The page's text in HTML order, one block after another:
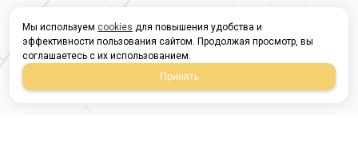
Мы используем cookies для повышения удобства и
эффективности пользования сайтом. Продолжая просмотр, вы
соглашаетесь с их использованием.
Принять